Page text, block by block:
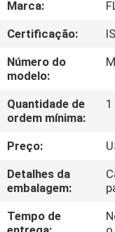
NÓS
EXCURSÃO
DA
FÁBRICA
CONTROLE
DA
QUALIDADE
Marca:
Certificação:
Número do
modelo:
Quantidade de
ordem mínima:
Preço:
Detalhes da
embalagem:
Tempo de